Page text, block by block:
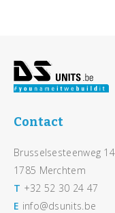
Contact
Brusselsesteenweg
1785 Merchtem
T +32 52 30 24 47
E info@dsunits.be